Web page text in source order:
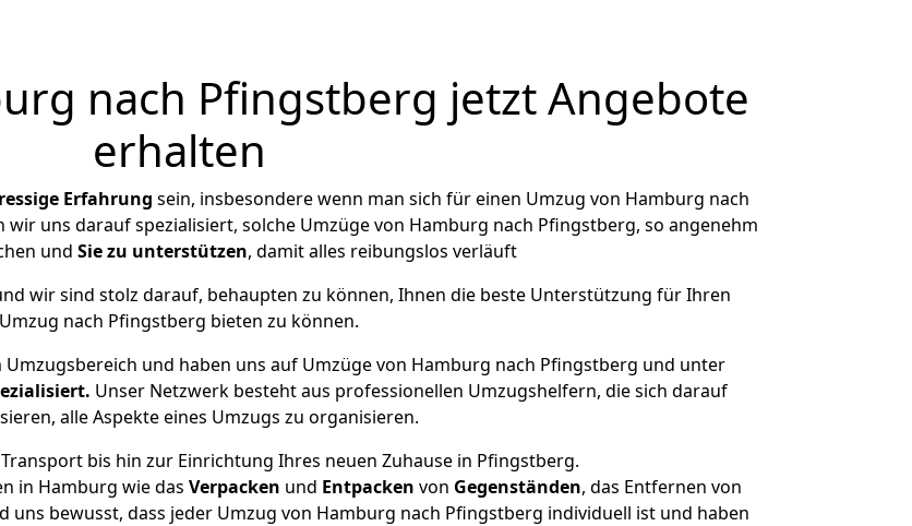
nach Pfingstberg jetzt Angebote
erhalten
Erfahrung sein, insbesondere wenn man sich für einen Umzug von Hamburg nach
uns darauf spezialisiert, solche Umzüge von Hamburg nach Pfingstberg, so angenehm
und Sie zu unterstützen, damit alles reibungslos verläuft
wir sind stolz darauf, behaupten zu können, Ihnen die beste Unterstützung für Ihren
Umzug nach Pfingstberg bieten zu können.
Umzugsbereich und haben uns auf Umzüge von Hamburg nach Pfingstberg und unter
Unser Netzwerk besteht aus professionellen Umzugshelfern, die sich darauf
alle Aspekte eines Umzugs zu organisieren.
bis hin zur Einrichtung Ihres neuen Zuhause in Pfingstberg.
in Hamburg wie das Verpacken und Entpacken von Gegenständen, das Entfernen von
uns bewusst, dass jeder Umzug von Hamburg nach Pfingstberg individuell ist und haben